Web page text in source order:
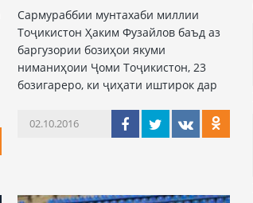
Сармураббии мунтахаби миллии
Тоҷикистон Ҳаким Фузайлов баъд аз
баргузории бозиҳои якуми
ниманиҳоии Ҷоми Тоҷикистон, 23
бозигареро, ки ҷиҳати иштирок дар
02.10.2016